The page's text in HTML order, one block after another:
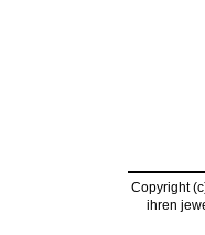
Copyright
ihren